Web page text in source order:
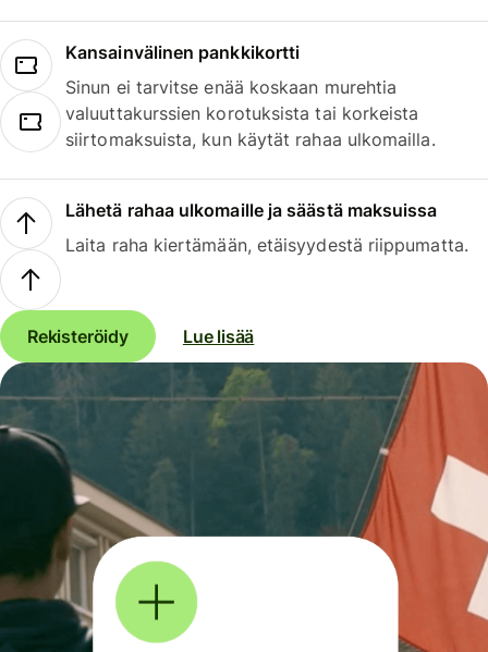
Kansainvälinen pankkikortti
Sinun ei tarvitse enää koskaan murehtia
valuuttakurssien korotuksista tai korkeista
siirtomaksuista, kun käytät rahaa ulkomailla.
Lähetä rahaa ulkomaille ja säästä maksuissa
Laita raha kiertämään, etäisyydestä riippumatta.
Rekisteröidy Lue lisää